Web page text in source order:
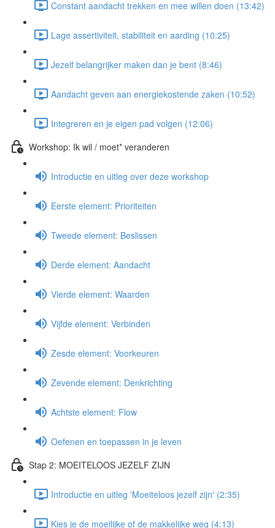
Constant aandacht trekken en mee willen doen (13:42)
Lage assertiviteit, stabiliteit en aarding (10:25)
Jezelf belangrijker maken dan je bent (8:46)
Aandacht geven aan energiekostende zaken (10:52)
Integreren en je eigen pad volgen (12:06)
Workshop: Ik wil / moet* veranderen
Introductie en uitleg over deze workshop
Eerste element: Prioriteiten
Tweede element: Beslissen
Derde element: Aandacht
Vierde element: Waarden
Vijfde element: Verbinden
Zesde element: Voorkeuren
Zevende element: Denkrichting
Achtste element: Flow
Oefenen en toepassen in je leven
Stap 2: MOEITELOOS JEZELF ZIJN
Introductie en uitleg 'Moeiteloos jezelf zijn' (2:35)
Kies je de moeilijke of de makkelijke weg (4:13)